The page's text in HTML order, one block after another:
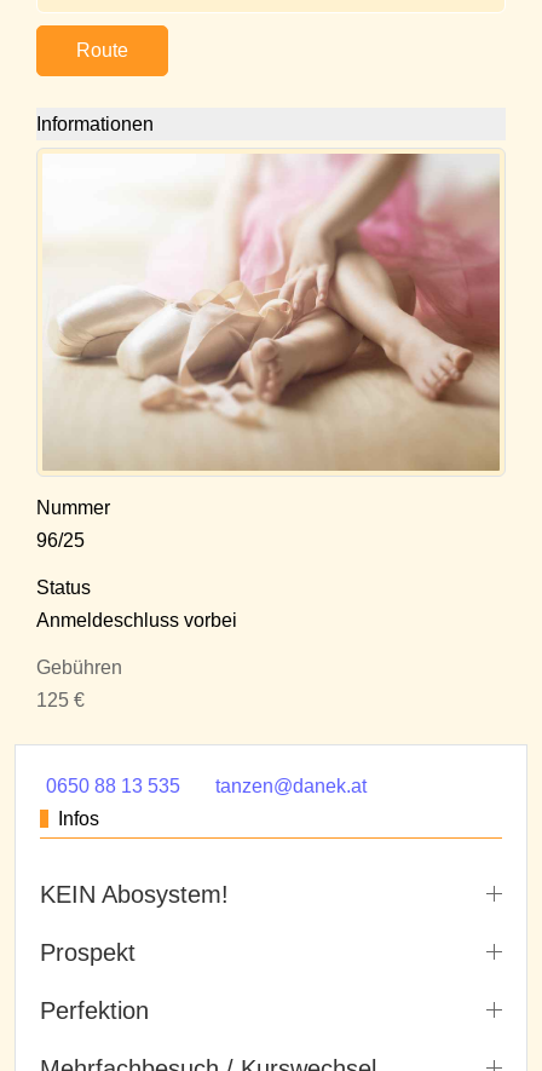
Route
Informationen
Nummer
96/25
Status
Anmeldeschluss vorbei
Gebühren
125 €
0650 88 13 535
tanzen@danek.at
Infos
KEIN Abosystem!
Prospekt
Perfektion